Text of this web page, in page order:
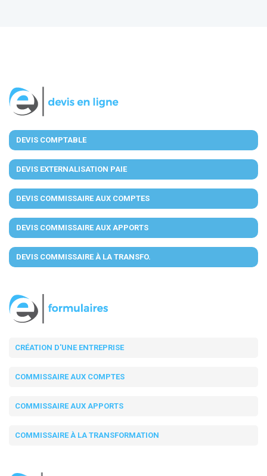
DEVIS COMPTABLE
DEVIS EXTERNALISATION PAIE
DEVIS COMMISSAIRE AUX COMPTES
DEVIS COMMISSAIRE AUX APPORTS
DEVIS COMMISSAIRE À LA TRANSFO.
CRÉATION D'UNE ENTREPRISE
COMMISSAIRE AUX COMPTES
COMMISSAIRE AUX APPORTS
COMMISSAIRE À LA TRANSFORMATION